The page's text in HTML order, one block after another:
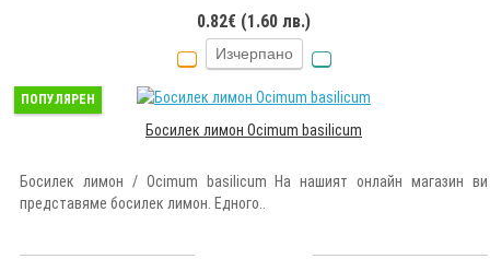
0.82€ (1.60 лв.)
Изчерпано
ПОПУЛЯРЕН
Босилек лимон Ocimum basilicum
Босилек лимон / Ocimum basilicum На нашият онлайн магазин ви
представяме босилек лимон. Едного..